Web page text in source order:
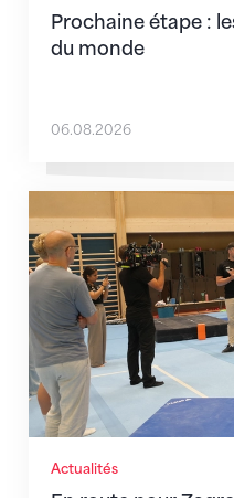
Prochaine étape :
du monde
06.08.2026
Actualités
En route pour Zagreb